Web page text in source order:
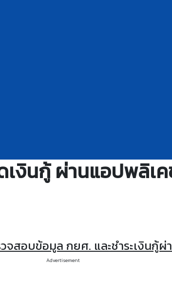
งินกู้ ผ่านแอปพลิเ
สอบข้อมูล กยศ. และชำระเงินกู้ผ่
Advertisement